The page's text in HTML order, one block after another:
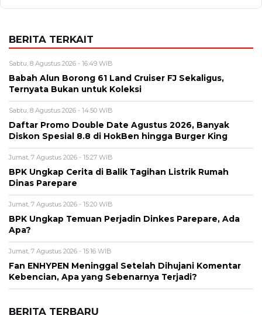
Ternyata Bukan untuk Koleksi
Daftar Promo Double Date Agustus 2026, Banyak
Jumat, 7 Agustus 2026 - 15:27 WIB
BPK Ungkap Cerita di Balik Tagihan Listrik Rumah
Dinas Parepare
Jumat, 7 Agustus 2026 - 15:20 WIB
BPK Ungkap Temuan Perjadin Dinkes Parepare, Ada
Apa?
Jumat, 7 Agustus 2026 - 15:16 WIB
Fan ENHYPEN Meninggal Setelah Dihujani Komentar
Kebencian, Apa yang Sebenarnya Terjadi?
BERITA TERBARU
Otomotif
Babah Alun Borong 61 Land Cruiser
FJ Sekaligus, Ternyata Bukan untuk
Koleksi